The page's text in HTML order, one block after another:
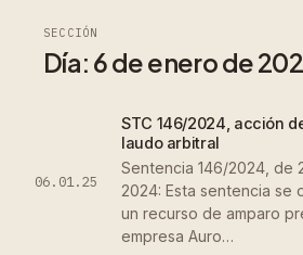
SECCIÓN
Día: 6 de enero de
06.01.25
STC 146/2024, acción
laudo arbitral
Sentencia 146/2024, de
2024: Esta sentencia se
un recurso de amparo
empresa Auro…